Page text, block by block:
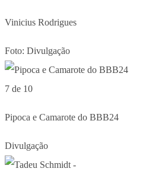
Vinicius Rodrigues
Foto: Divulgação
7 de 10
Pipoca e Camarote do BBB24
Divulgação